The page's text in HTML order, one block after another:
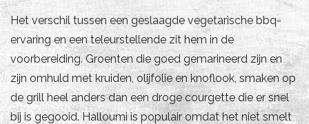
Het verschil tussen een geslaagde vegetarische bbq-
ervaring en een teleurstellende zit hem in de
voorbereiding. Groenten die goed gemarineerd zijn en
zijn omhuld met kruiden, olijfolie en knoflook, smaken op
de grill heel anders dan een droge courgette die er snel
bij is gegooid. Halloumi is populair omdat het niet smelt